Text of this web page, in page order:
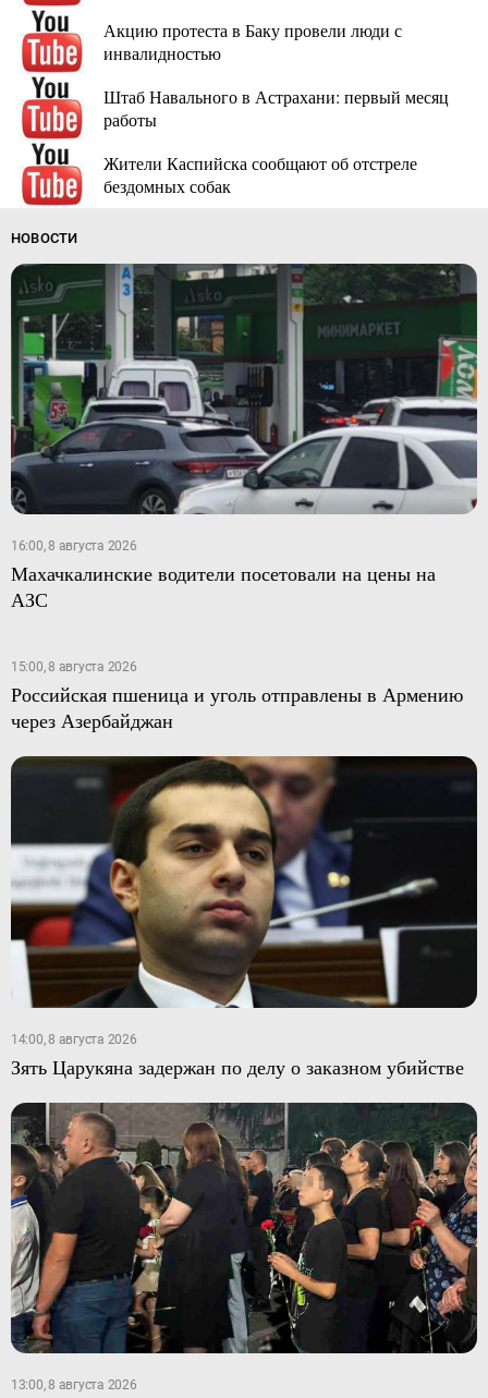
Акцию протеста в Баку провели люди с
инвалидностью
Штаб Навального в Астрахани: первый месяц
работы
Жители Каспийска сообщают об отстреле
бездомных собак
НОВОСТИ
16:00, 8 августа 2026
Махачкалинские водители посетовали на цены на
АЗС
15:00, 8 августа 2026
Российская пшеница и уголь отправлены в Армению
через Азербайджан
14:00, 8 августа 2026
Зять Царукяна задержан по делу о заказном убийстве
13:00, 8 августа 2026